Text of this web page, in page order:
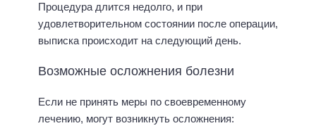
Процедура длится недолго, и при
удовлетворительном состоянии после операции,
выписка происходит на следующий день.
Возможные осложнения болезни
Если не принять меры по своевременному
лечению, могут возникнуть осложнения: